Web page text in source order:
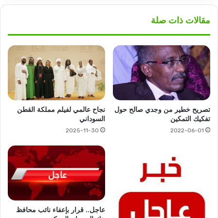
مقالات ذات صلة
تصريح خطير من وجدي صالح حول
تفكيك التمكين
2022-06-01
نجاح عالمي لفيلم مملكة القطن
السوداني
2025-11-30
عاجل.. قرار بإعفاء نائب محافظ